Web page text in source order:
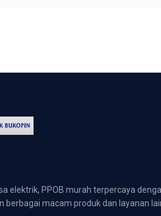
PPOB murah terpercaya
berbagai macam produk dan layanan